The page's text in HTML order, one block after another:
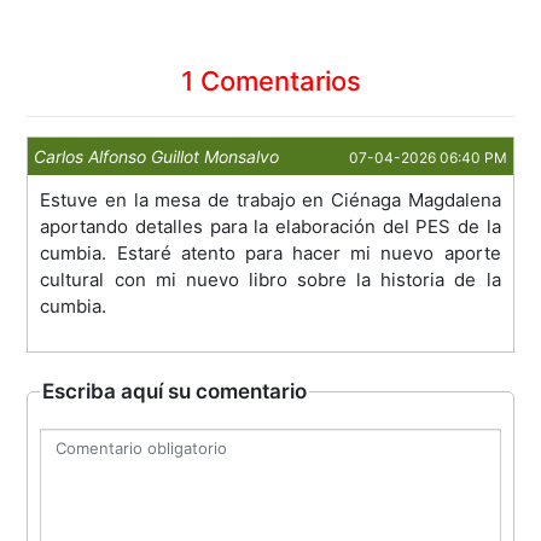
1 Comentarios
Carlos Alfonso Guillot Monsalvo 07-04-2026 06:40 PM
Estuve en la mesa de trabajo en Ciénaga Magdalena
aportando detalles para la elaboración del PES de la
cumbia. Estaré atento para hacer mi nuevo aporte
cultural con mi nuevo libro sobre la historia de la
cumbia.
Escriba aquí su comentario